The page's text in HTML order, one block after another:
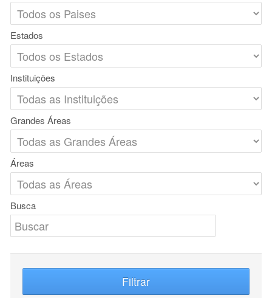
Estados
Instituições
Grandes Áreas
Áreas
Busca
Filtrar